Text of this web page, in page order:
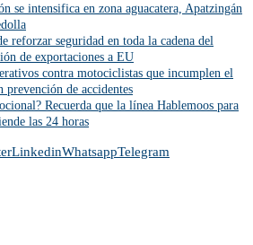
se intensifica en zona aguacatera, Apatzingán
reforzar seguridad en toda la cadena del
de exportaciones a EU
contra motociclistas que incumplen el
de accidentes
Recuerda que la línea Hablemoos para
las 24 horas
LinkedinWhatsappTelegram